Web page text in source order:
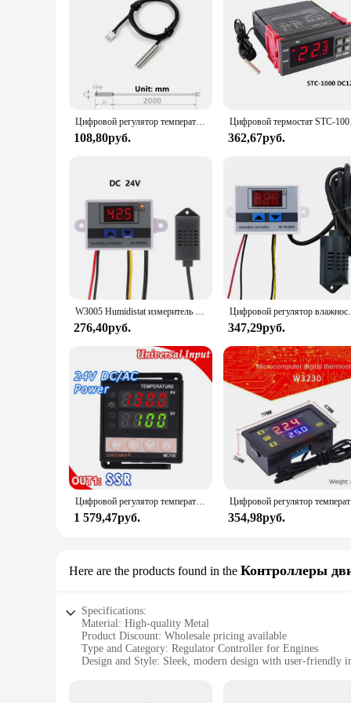
Цифровой регулятор температуры W3230, релейный выход ler -55 ~ 120C, регулятор термостата, переключатель контроля нагрева и охлаждения, 10 А, 220 В/20 А, 12 В
108,80руб.
Цифровой
362,67руб.
W3005 Humidistat измеритель влажности 12 В 24 в 110 В 220 В переключатель регулятора влажности + датчик влажности регулятора
276,40руб.
Цифровой регулятор
347,29руб.
Цифровой регулятор температуры PID, регулятор температуры, 24 В постоянного тока, выход переменного тока для термопары SSR, входное напряжение датчика K или J
1 579,47руб. 354,98руб.
Here are the products found in the Контроллеры
Specifications:
Material: High-quality Metal
Product Discount: Wholesale pricing available
Type and Category: Regulator Controller for Engines
Design and Style: Sleek, modern design with user-friendly
Typical Adaptive Scenario: Ideal for various automotive
Shape or Size or Weight or Quantity: Compact and